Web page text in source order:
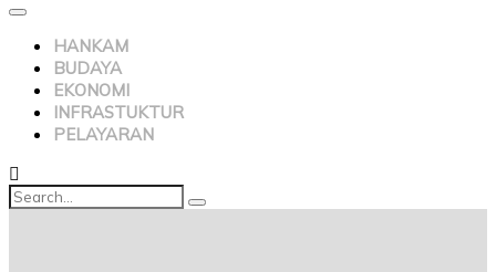
HANKAM
BUDAYA
EKONOMI
INFRASTUKTUR
PELAYARAN